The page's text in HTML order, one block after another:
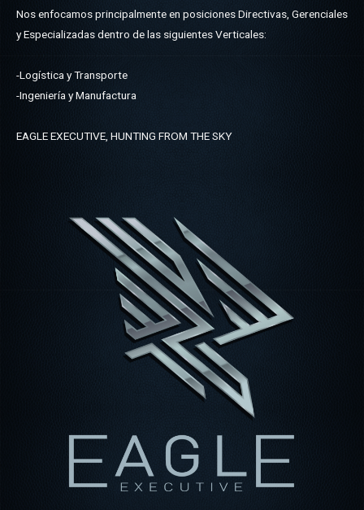
Nos enfocamos principalmente en posiciones Directivas, Gerenciales
y Especializadas dentro de las siguientes Verticales:
-Logística y Transporte
-Ingeniería y Manufactura
EAGLE EXECUTIVE, HUNTING FROM THE SKY